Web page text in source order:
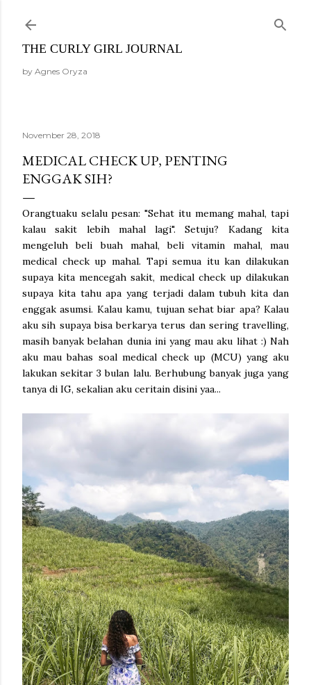
THE CURLY GIRL JOURNAL
by Agnes Oryza
November 28, 2018
MEDICAL CHECK UP, PENTING
ENGGAK SIH?
Orangtuaku selalu pesan: "Sehat itu memang mahal, tapi
kalau sakit lebih mahal lagi". Setuju? Kadang kita
mengeluh beli buah mahal, beli vitamin mahal, mau
medical check up mahal. Tapi semua itu kan dilakukan
supaya kita mencegah sakit, medical check up dilakukan
supaya kita tahu apa yang terjadi dalam tubuh kita dan
enggak asumsi. Kalau kamu, tujuan sehat biar apa? Kalau
aku sih supaya bisa berkarya terus dan sering travelling,
masih banyak belahan dunia ini yang mau aku lihat :) Nah
aku mau bahas soal medical check up (MCU) yang aku
lakukan sekitar 3 bulan lalu. Berhubung banyak juga yang
tanya di IG, sekalian aku ceritain disini yaa...